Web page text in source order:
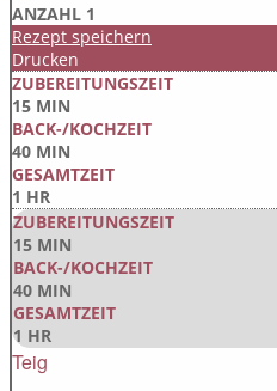
ANZAHL 1
Rezept speichern
Drucken
ZUBEREITUNGSZEIT
15 MIN
BACK-/KOCHZEIT
40 MIN
GESAMTZEIT
1 HR
ZUBEREITUNGSZEIT
15 MIN
BACK-/KOCHZEIT
40 MIN
GESAMTZEIT
1 HR
Teig